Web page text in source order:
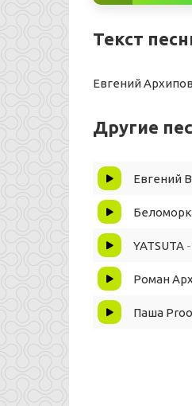
Текст
Евгений
Другие
Евгений
YATSUTA
Роман
Паша